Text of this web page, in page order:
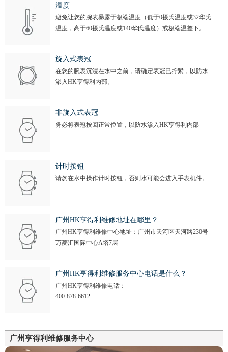
温度
避免让您的腕表暴露于极端温度（低于0摄氏温度或32华氏
温度，高于60摄氏温度或140华氏温度）或极端温差下。
旋入式表冠
在您的腕表沉浸在水中之前，请确定表冠已拧紧，以防水
渗入HK亨得利内部。
非旋入式表冠
务必将表冠按回正常位置，以防水渗入HK亨得利内部
计时按钮
请勿在水中操作计时按钮，否则水可能会进入手表机件。
广州HK亨得利维修地址在哪里？
广州HK亨得利维修中心地址：广州市天河区天河路230号
万菱汇国际中心A塔7层
广州HK亨得利维修服务中心电话是什么？
广州HK亨得利维修电话：
400-878-6612
广州亨得利维修服务中心